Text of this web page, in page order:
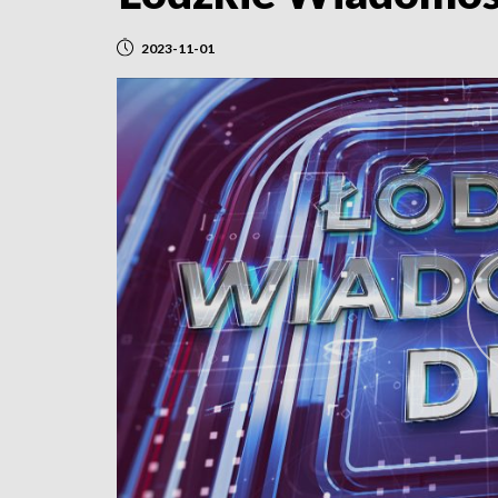
2023-11-01